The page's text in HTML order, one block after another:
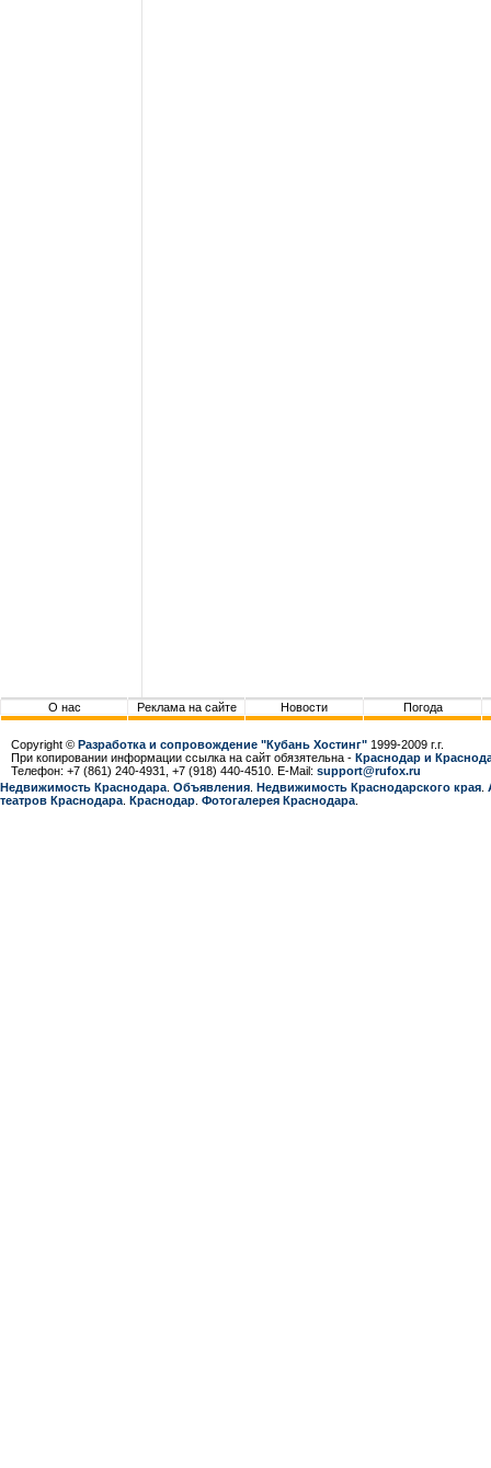
О нас Реклама на сайте Новости Погода
Copyright © Разработка и сопровождение "Кубань Хостинг" 1999-2009 г.г.
При копировании информации ссылка на сайт обязятельна - Краснодар и
Телефон: +7 (861) 240-4931, +7 (918) 440-4510. E-Mail: support@rufox.ru
Недвижимость Краснодара Объявления Недвижимость Краснодарcкого края
театров Краснодара Краснодар Фотогалерея Краснодара